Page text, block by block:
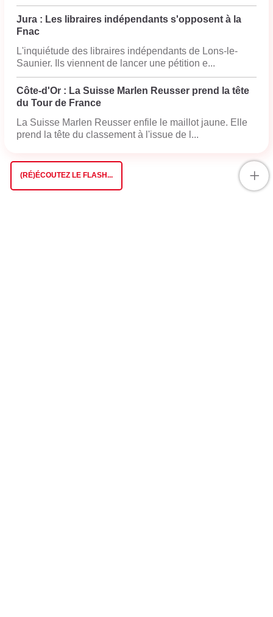
Jura : Les libraires indépendants s'opposent à la
Fnac
L'inquiétude des libraires indépendants de Lons-le-
Saunier. Ils viennent de lancer une pétition e...
Côte-d'Or : La Suisse Marlen Reusser prend la tête
du Tour de France
La Suisse Marlen Reusser enfile le maillot jaune. Elle
prend la tête du classement à l'issue de l...
(RÉ)ÉCOUTEZ LE FLASH... +